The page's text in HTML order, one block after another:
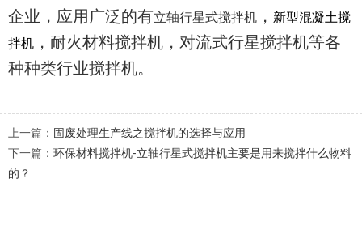
企业，应用广泛的有立轴行星式搅拌机 ， 新型混凝土搅
拌机 ，耐火材料搅拌机，对流式行星搅拌机等各
种种类行业搅拌机。
上一篇： 固废处理生产线之搅拌机的选择与应用
下一篇： 环保材料搅拌机-立轴行星式搅拌机主要是用来搅拌什么物料
的？